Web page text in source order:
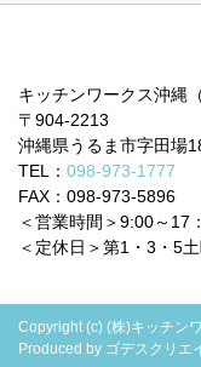
お問合せに関する
費用・見積り・お
キッチンワークス沖縄
〒904-2213
沖縄県うるま市字田場
TEL： 098-973-1777
FAX：098-973-5896
＜営業時間＞9:00～17
＜定休日＞第1・3・5
Copyright (c) (株)キッチン
Produced by ゴデスクリエ